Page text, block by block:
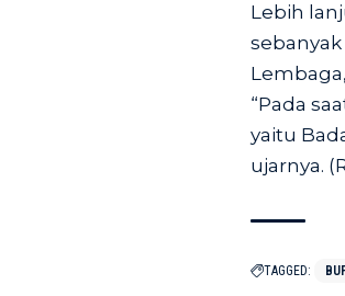
Lebih
“Pada
yaitu
ujarnya.
TAGGED: